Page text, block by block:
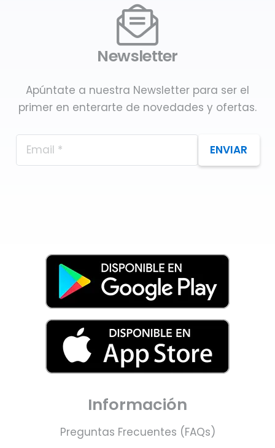
Newsletter
Apúntate a nuestra Newsletter para ser el
primer en enterarte de novedades y ofertas.
ENVIAR
Información
Preguntas Frecuentes (FAQs)